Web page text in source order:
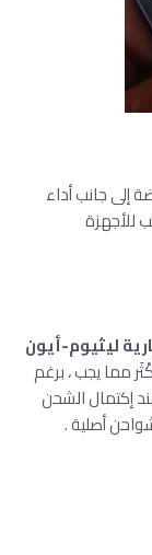
إلى جانب أداء
للأجهزة
ليثيوم-أيون
مما يجب ، برغم
إكتمال الشحن
أصلية .